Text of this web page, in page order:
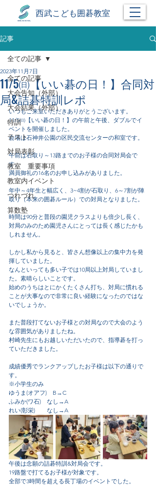
西武こども囲碁教室
記事
全ての記事
大会告知（外部）
大会結果（外部）
特訓
テスト
対局表彰
教室 重要事項
教室内イベント
つれづれ
算数塾
全ての記事
11/5㈰【いい碁の日！】合同対
局&詰碁特訓レポ
2023年11月7日
いつもご来室いただきありがとうございます。
11/5㈰【いい碁の日！】の午前と午後、ダブルでイ
ベントを開催しました。
会場は石神井公園の区民交流センターの和室です。
午前は石取り～13路までのお子様の合同対局会で
す。
満員御礼の16名のお申し込みがありました。
年中～4年生と幅広く、3~4割が石取り、6～7割が陣
取り（本来の囲碁ルール）での対局となりました。
時間は90分と普段の園児クラスよりも倍少し長く、
対局のみのため園児さんにとっては長く感じたかも
しれません。
しかし私から見ると、皆さん想像以上の集中力を発
揮していました。
なんといっても多い子では10局以上対局していまし
た。素晴らしいことです。
始めのうちはとにかくたくさん打ち、対局に慣れる
ことが大事なので非常に良い経験になったのではな
いでしょうか。
また普段打てないお子様との対局なので大会のよう
な雰囲気がありましたね。
村崎先生にもお越しいただいたので、指導碁を打っ
ていただきました。
成績優秀でランクアップしたお子様は以下の通りで
す。
※小学生のみ
ゆうま(オアフ)　B→C
ふみか(ワ石)　なし→A
れい(彰栄)　　なし→A
午後は念願の詰碁特訓&対局会です。
19路盤で打てるお子様が対象です。
全部で3時間を超える長丁場のイベントでした。